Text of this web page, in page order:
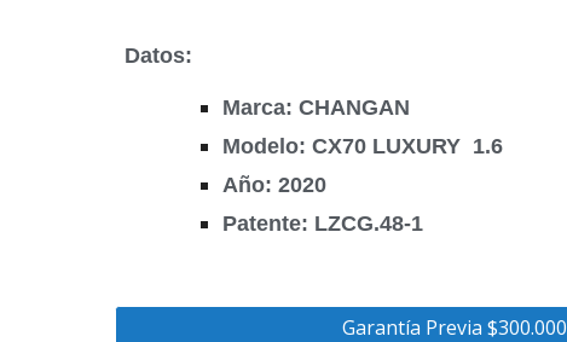
Datos:
Marca: CHANGAN
Modelo: CX70 LUXURY 1.6
Año: 2020
Patente: LZCG.48-1
Garantía Previa $300.000